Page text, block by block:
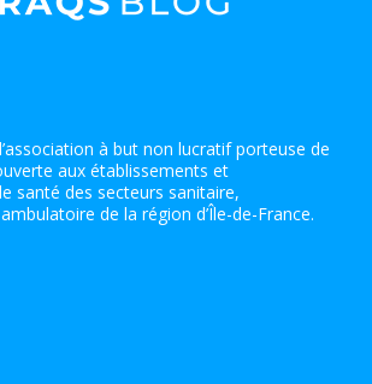
à but non lucratif porteuse de
aux établissements et
santé des secteurs sanitaire,
de la région d’Île-de-France.